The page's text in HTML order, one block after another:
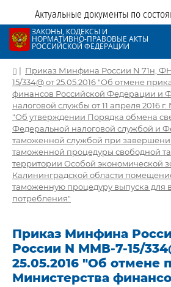
Актуальные документы по
ЗАКОНЫ, КОДЕКСЫ И
НОРМАТИВНО-ПРАВОВЫЕ АКТЫ
РОССИЙСКОЙ ФЕДЕРАЦИИ
| Приказ Минфина России N 71н,
15/334@ от 25.05.2016 "Об отмене
финансов Российской Федерации и
налоговой службы от 11 апреля 2016
"Об утверждении Порядка обмена
Федеральной налоговой службой и
таможенной службой при
таможенной процедуры свободной
территории Особой экономической
Калининградской области
таможенную процедуру выпуска для
потребления"
Приказ Минфина
России N ММВ-7-15/
25.05.2016 "Об отмене
Министерства